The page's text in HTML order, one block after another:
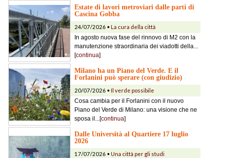
Estate di lavori metroviari dalle parti di
Cascina Gobba
24/07/2026 • La cura della città
In agosto nuova fase del rinnovo di M2 con la
manutenzione straordinaria dei viadotti della...
[continua]
Milano ha un Piano del Verde. E il
Forlanini può sperare (con giudizio)
20/07/2026 • Il verde possibile
Cosa cambia per il Forlanini con il nuovo
Piano del Verde di Milano: una visione che ne
sposa il...[continua]
Dalle Università al Quartiere 17 luglio
2026
17/07/2026 • Una città per gli studi